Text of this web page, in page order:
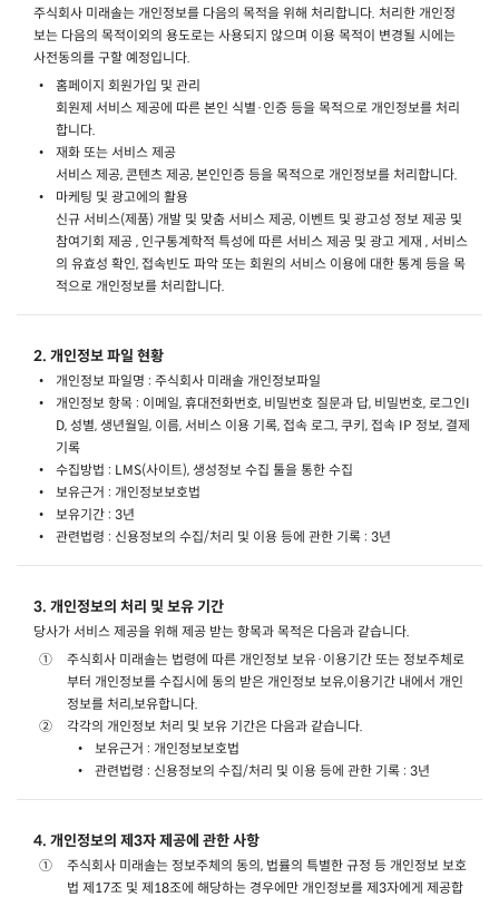
주식회사 미래솔는 개인정보를 다음의 목적을 위해 처리합니다. 처리한 개인정
보는 다음의 목적이외의 용도로는 사용되지 않으며 이용 목적이 변경될 시에는
사전동의를 구할 예정입니다.
홈페이지 회원가입 및 관리
회원제 서비스 제공에 따른 본인 식별·인증 등을 목적으로 개인정보를 처리
합니다.
재화 또는 서비스 제공
서비스 제공, 콘텐츠 제공, 본인인증 등을 목적으로 개인정보를 처리합니다.
마케팅 및 광고에의 활용
신규 서비스(제품) 개발 및 맞춤 서비스 제공, 이벤트 및 광고성 정보 제공 및
참여기회 제공 , 인구통계학적 특성에 따른 서비스 제공 및 광고 게재 , 서비스
의 유효성 확인, 접속빈도 파악 또는 회원의 서비스 이용에 대한 통계 등을 목
적으로 개인정보를 처리합니다.
2. 개인정보 파일 현황
개인정보 파일명 : 주식회사 미래솔 개인정보파일
개인정보 항목 : 이메일, 휴대전화번호, 비밀번호 질문과 답, 비밀번호, 로그인I
D, 성별, 생년월일, 이름, 서비스 이용 기록, 접속 로그, 쿠키, 접속 IP 정보, 결제
기록
수집방법 : LMS(사이트), 생성정보 수집 툴을 통한 수집
보유근거 : 개인정보보호법
보유기간 : 3년
관련법령 : 신용정보의 수집/처리 및 이용 등에 관한 기록 : 3년
3. 개인정보의 처리 및 보유 기간
당사가 서비스 제공을 위해 제공 받는 항목과 목적은 다음과 같습니다.
주식회사 미래솔는 법령에 따른 개인정보 보유·이용기간 또는 정보주체로
부터 개인정보를 수집시에 동의 받은 개인정보 보유,이용기간 내에서 개인
정보를 처리,보유합니다.
각각의 개인정보 처리 및 보유 기간은 다음과 같습니다.
보유근거 : 개인정보보호법
관련법령 : 신용정보의 수집/처리 및 이용 등에 관한 기록 : 3년
4. 개인정보의 제3자 제공에 관한 사항
주식회사 미래솔는 정보주체의 동의, 법률의 특별한 규정 등 개인정보 보호
법 제17조 및 제18조에 해당하는 경우에만 개인정보를 제3자에게 제공합